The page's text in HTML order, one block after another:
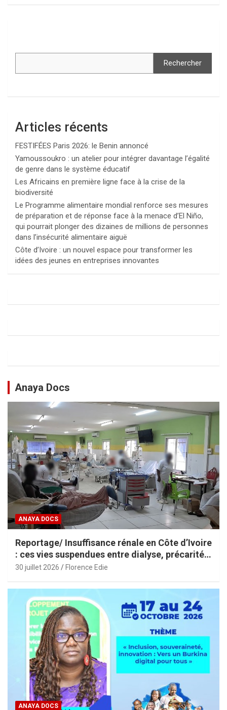
Rechercher
Articles récents
FESTIFÉES Paris 2026: le Benin annoncé
Yamoussoukro : un atelier pour intégrer davantage l’égalité
de genre dans le système éducatif
Les Africains en première ligne face à la crise de la
biodiversité
Le Programme alimentaire mondial renforce ses mesures
de préparation et de réponse face à la menace d’El Niño,
qui pourrait plonger des dizaines de millions de personnes
dans l’insécurité alimentaire aiguë
Côte d’Ivoire : un nouvel espace pour transformer les
idées des jeunes en entreprises innovantes
Anaya Docs
ANAYA DOCS
Reportage/ Insuffisance rénale en Côte d’Ivoire
: ces vies suspendues entre dialyse, précarité
et espoir
30 juillet 2026 Florence Edie
ANAYA DOCS